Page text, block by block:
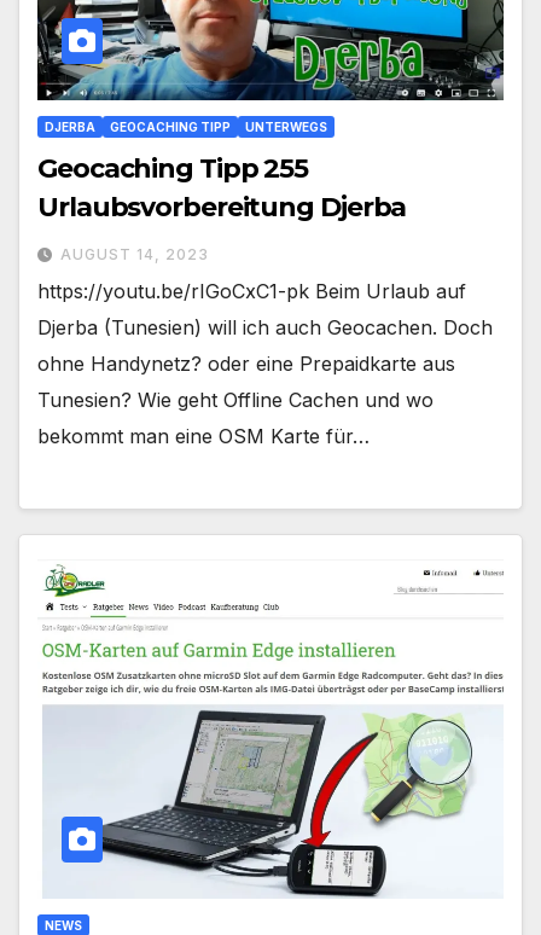
DJERBA GEOCACHING TIPP UNTERWEGS
Geocaching Tipp 255
Urlaubsvorbereitung Djerba
AUGUST 14, 2023
https://youtu.be/rIGoCxC1-pk Beim Urlaub auf
Djerba (Tunesien) will ich auch Geocachen. Doch
ohne Handynetz? oder eine Prepaidkarte aus
Tunesien? Wie geht Offline Cachen und wo
bekommt man eine OSM Karte für…
NEWS